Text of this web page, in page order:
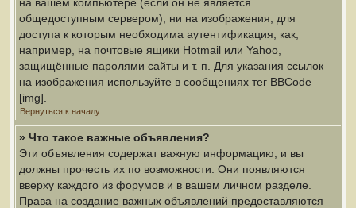
общедоступным сервером), ни на изображения, для
доступа к которым необходима аутентификация, как,
например, на почтовые ящики Hotmail или Yahoo,
защищённые паролями сайты и т. п. Для указания ссылок
на изображения используйте в сообщениях тег BBCode
[img].
Вернуться к началу
» Что такое важные объявления?
Эти объявления содержат важную информацию, и вы
должны прочесть их по возможности. Они появляются
вверху каждого из форумов и в вашем личном разделе.
Права на создание важных объявлений предоставляются